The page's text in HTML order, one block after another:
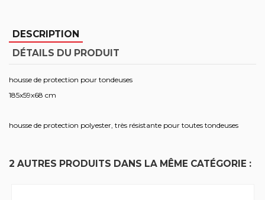
DESCRIPTION
DÉTAILS DU PRODUIT
housse de protection pour tondeuses
185x59x68 cm
housse de protection polyester, très résistante pour toutes tondeuses
2 AUTRES PRODUITS DANS LA MÊME CATÉGORIE :